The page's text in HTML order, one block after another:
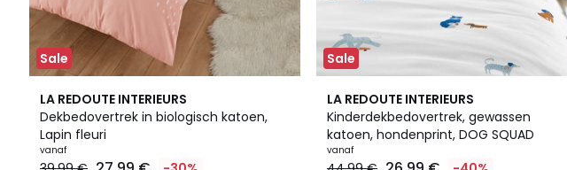
Sale
LA REDOUTE INTERIEURS
Dekbedovertrek in biologisch katoen,
Lapin fleuri
vanaf
4,3
/ 5
Sale
LA REDOUTE INTERIEURS
Kinderdekbedovertrek, gewassen
katoen, hondenprint, DOG SQUAD
vanaf
5
/
5